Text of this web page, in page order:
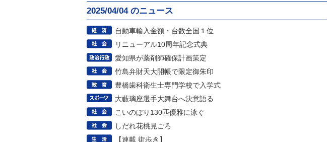
2025/04/04 のニュース
自動車輸入金額・台数全国１位
リニューアル10周年記念式典
愛知県が薬剤師確保計画策定
竹島弁財天大開帳で限定御朱印
豊橋歯科衛生士専門学校で入学式
大藪璃座選手大舞台へ決意語る
こいのぼり130匹優雅に泳ぐ
しだれ花桃見ごろ
【連載 街歩き】